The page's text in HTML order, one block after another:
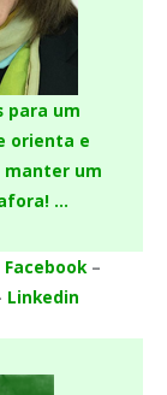
para um
orienta e
manter um
…
Facebook–
Linkedin